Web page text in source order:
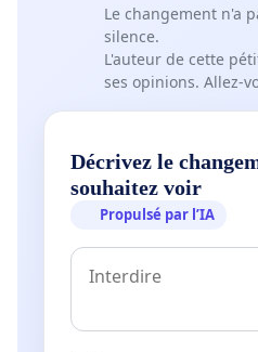
Le changement n'a
silence.
L'auteur de cette
ses opinions. Allez-
Décrivez le
souhaitez voir
Propulsé par l’IA